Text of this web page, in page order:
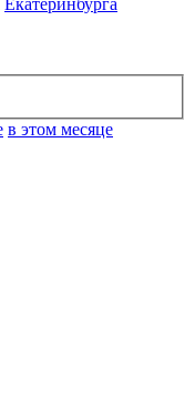
Екатеринбурга
в этом месяце